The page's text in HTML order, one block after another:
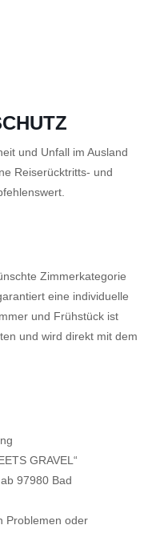
und Unfall im Ausland
Reiserücktritts- und
Zimmerkategorie
eine individuelle
und Frühstück ist
und wird direkt mit dem
GRAVEL“
97980 Bad
Problemen oder